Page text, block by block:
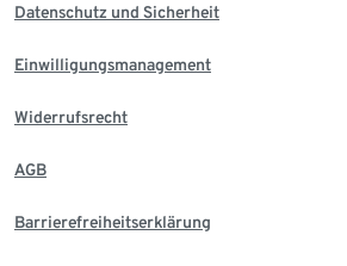
Datenschutz und Sicherheit
Einwilligungsmanagement
Widerrufsrecht
AGB
Barrierefreiheitserklärung